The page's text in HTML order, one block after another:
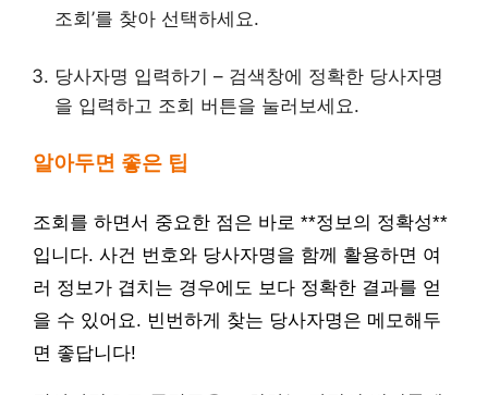
조회’를 찾아 선택하세요.
당사자명 입력하기 – 검색창에 정확한 당사자명
을 입력하고 조회 버튼을 눌러보세요.
알아두면 좋은 팁
조회를 하면서 중요한 점은 바로 **정보의 정확성**
입니다. 사건 번호와 당사자명을 함께 활용하면 여
러 정보가 겹치는 경우에도 보다 정확한 결과를 얻
을 수 있어요. 빈번하게 찾는 당사자명은 메모해두
면 좋답니다!